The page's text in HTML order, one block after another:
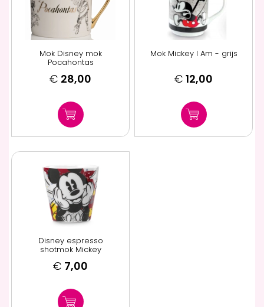
Mok Disney mok
Pocahontas
€ 28,00
Mok Mickey I Am - grijs
€ 12,00
Disney espresso
shotmok Mickey
€ 7,00